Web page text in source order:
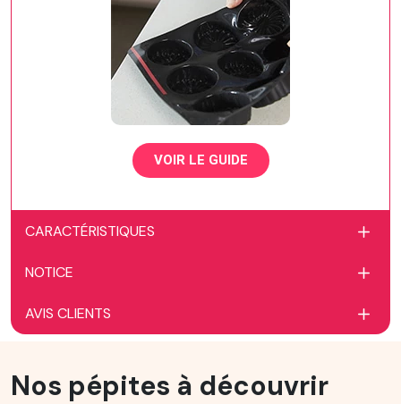
VOIR LE GUIDE
CARACTÉRISTIQUES
NOTICE
AVIS CLIENTS
Nos pépites à découvrir